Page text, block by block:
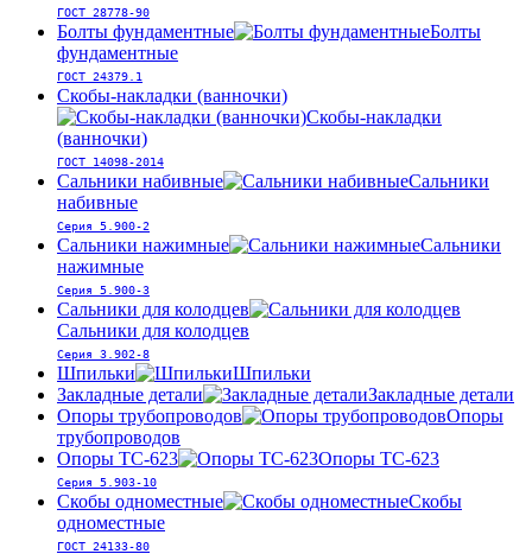
ГОСТ 28778-90
Болты фундаментные
Болты
фундаментные
ГОСТ 24379.1
Скобы-накладки (ванночки)
Скобы-накладки
(ванночки)
ГОСТ 14098-2014
Сальники набивные
Сальники
набивные
Серия 5.900-2
Сальники нажимные
Сальники
нажимные
Серия 5.900-3
Сальники для колодцев
Сальники для колодцев
Серия 3.902-8
Шпильки
Шпильки
Закладные детали
Закладные детали
Опоры трубопроводов
Опоры
трубопроводов
Опоры ТС-623
Опоры ТС-623
Серия 5.903-10
Скобы одноместные
Скобы
одноместные
ГОСТ 24133-80